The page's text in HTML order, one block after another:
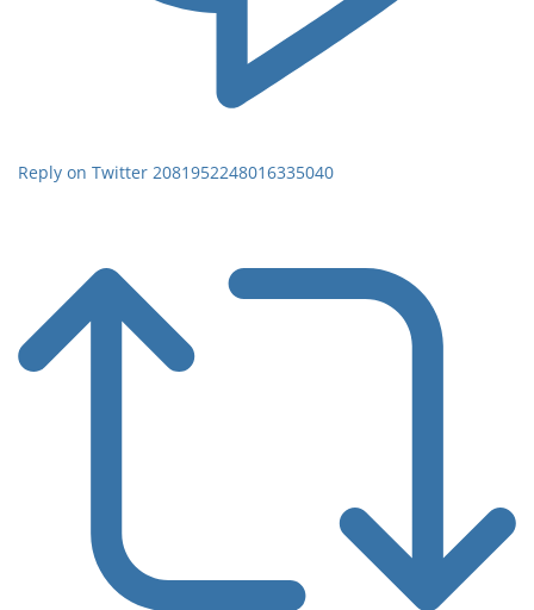
Reply on Twitter 2081952248016335040